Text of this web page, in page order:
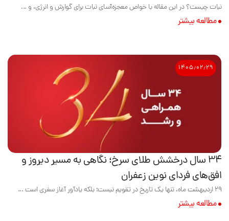
نبات چیست؟ در این مقاله با خواص معجزه‌آسای نبات برای گوارش و انرژی، و ...
مطالعه بیشتر
۱۴۰۵٫۰۲٫۲۹
۳۴ سال درخشش طلای سرخ؛ نگاهی به مسیر دیروز و
افق‌های فردای نوین زعفران
۲۹ اردیبهشت ماه، تنها یک تاریخ در تقویم نیست؛ بلکه یادآور آغاز سفری است ...
مطالعه بیشتر